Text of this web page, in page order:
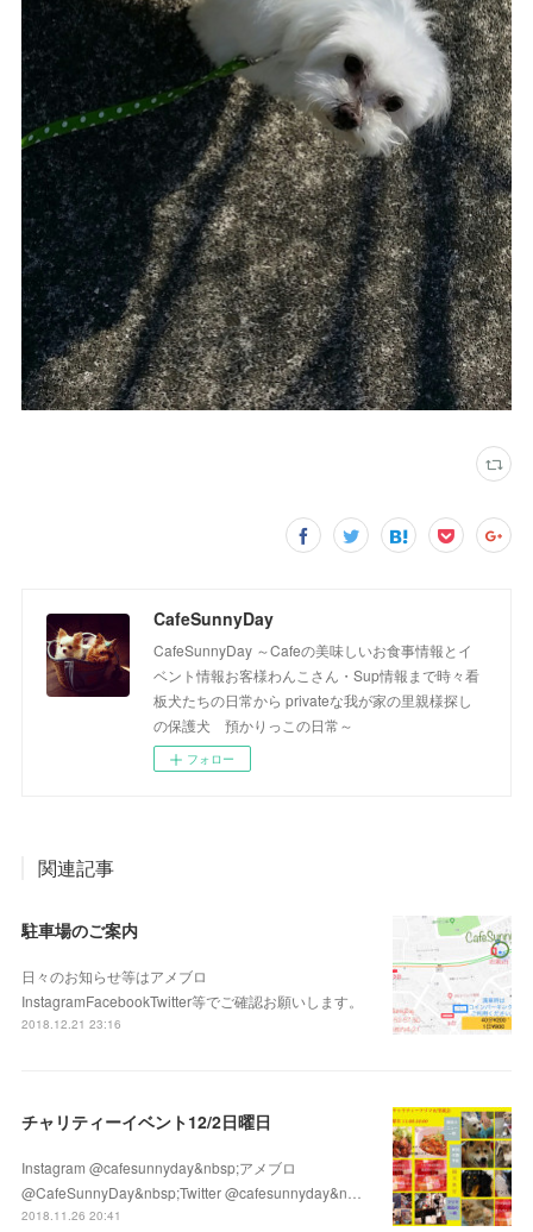
CafeSunnyDay
CafeSunnyDay ～Cafeの美味しいお食事情報とイ
ベント情報お客様わんこさん・Sup情報まで時々看
板犬たちの日常から privateな我が家の里親様探し
の保護犬 預かりっこの日常～
フォロー
関連記事
駐車場のご案内
日々のお知らせ等はアメブロ
InstagramFacebookTwitter等でご確認お願いします。
2018.12.21 23:16
チャリティーイベント12/2日曜日
Instagram @cafesunnyday&nbsp;アメブロ
@CafeSunnyDay&nbsp;Twitter @cafesunnyday&n…
2018.11.26 20:41